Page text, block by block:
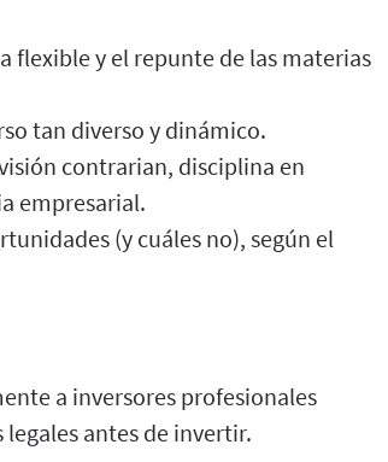
flexible y el repunte de las materias
tan diverso y dinámico.
contrarian, disciplina en
empresarial.
(y cuáles no), según el
a inversores profesionales
antes de invertir.